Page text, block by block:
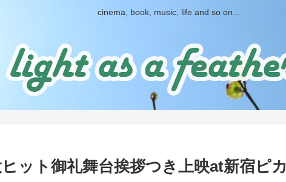
cinema, book, music, life and so on...
ット御礼舞台挨拶つき上映at新宿ピカ